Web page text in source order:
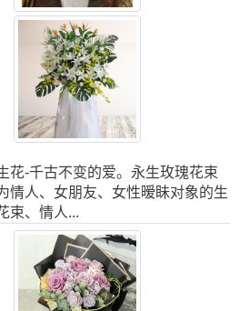
花-千古不变的爱。永生玫瑰花束
情人、女朋友、女性暧眛对象的生
束、情人...